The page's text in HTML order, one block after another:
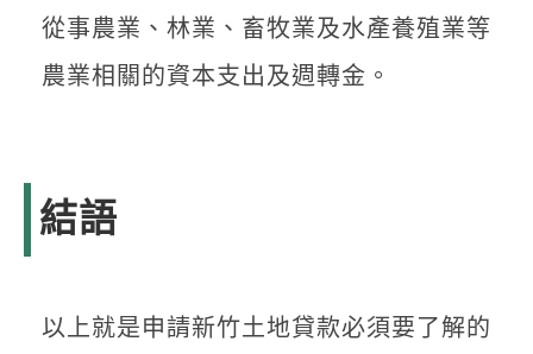
從事農業、林業、畜牧業及水產養殖業等
農業相關的資本支出及週轉金。
結語
以上就是申請新竹土地貸款必須要了解的